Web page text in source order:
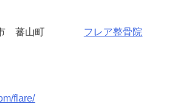
市 蕃山町 フレア整骨院
flare/